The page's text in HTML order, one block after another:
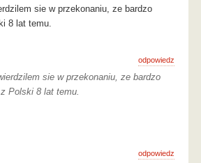
sie w przekonaniu, ze bardzo
8 lat temu.
sie w przekonaniu, ze bardzo
Polski 8 lat temu.
odpowiedz
odpowiedz